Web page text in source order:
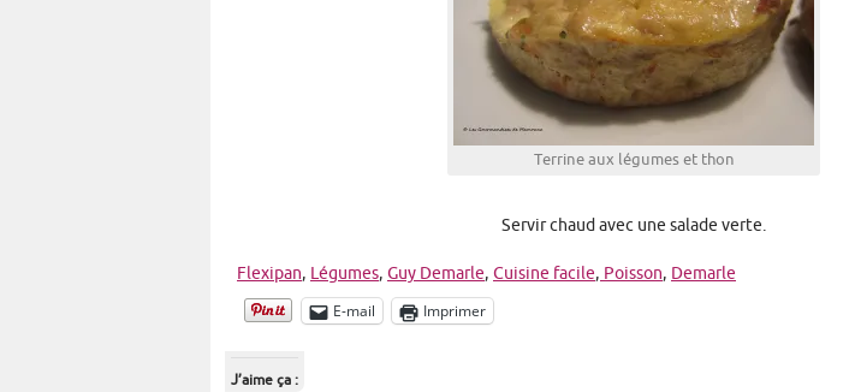
Terrine aux légumes et thon
Servir chaud avec une salade verte.
Flexipan, Légumes, Guy Demarle, Cuisine facile, Poisson, Demarle
E-mail Imprimer
J’aime ça :